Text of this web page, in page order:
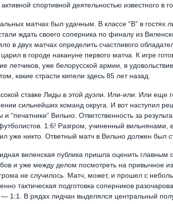
спортивной деятельностью известного в
матчах был удачным. В классе “В” в гостях
ждать своего соперника по финалу из
в двух матчах определить счастливого
в городе накануне первого матча. К игре
летчиков, уже белорусской армии, в
какие страсти кипели здесь 85 лет назад.
ставке Лиды в этой дуэли. Или-или. Или еще
сильнейших команд округа. И вот наступил
и “печатники” Вильно. Ответственность за
1:6! Разгром, учиненный
уже никто. Ответный матч в Вильно должен был
виленская публика пришла оценить
и уже между делом посмотреть на привычное
не случилось. Матч, может, и прошел с
тактическая подготовка соперников
— 1:1. В рядах лидчан выделялся центральный